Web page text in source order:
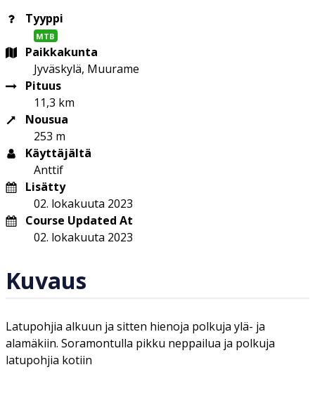
Tyyppi
MTB
Paikkakunta
Jyväskylä, Muurame
Pituus
11,3 km
Nousua
253 m
Käyttäjältä
Anttif
Lisätty
02. lokakuuta 2023
Course Updated At
02. lokakuuta 2023
Kuvaus
Latupohjia alkuun ja sitten hienoja polkuja ylä- ja
alamäkiin. Soramontulla pikku neppailua ja polkuja
latupohjia kotiin